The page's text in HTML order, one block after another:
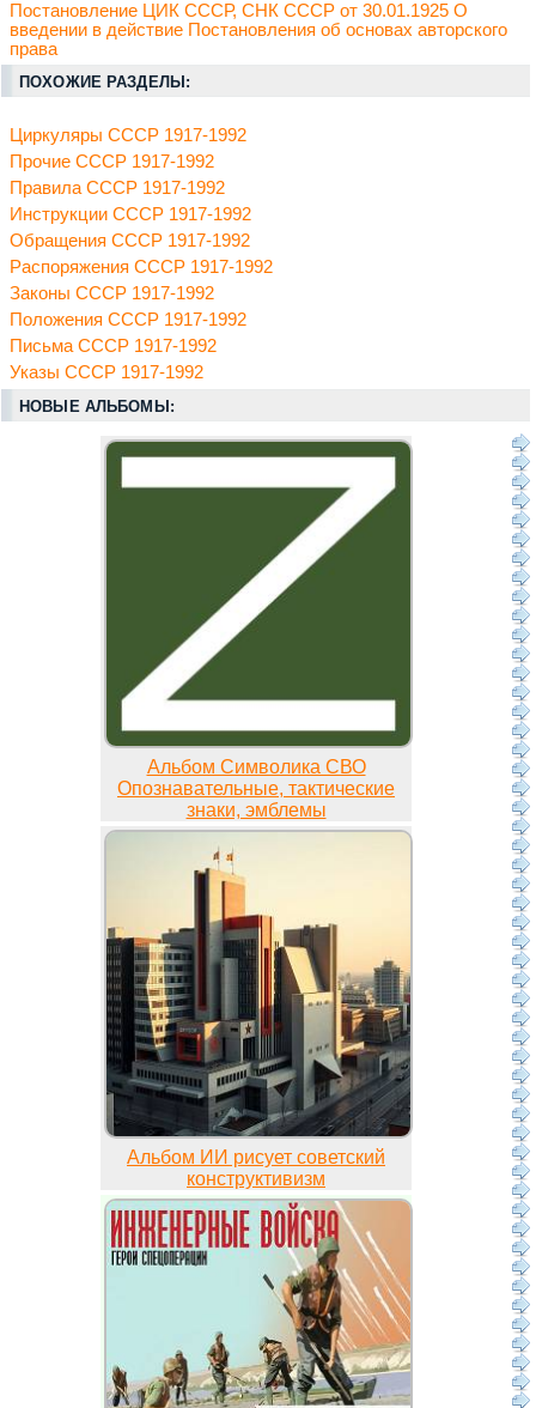
Постановление ЦИК СССР, СНК СССР от 30.01.1925 О
введении в действие Постановления об основах авторского
права
ПОХОЖИЕ РАЗДЕЛЫ:
Циркуляры СССР 1917-1992
Прочие СССР 1917-1992
Правила СССР 1917-1992
Инструкции СССР 1917-1992
Обращения СССР 1917-1992
Распоряжения СССР 1917-1992
Законы СССР 1917-1992
Положения СССР 1917-1992
Письма СССР 1917-1992
Указы СССР 1917-1992
НОВЫЕ АЛЬБОМЫ:
Альбом Символика СВО
Опознавательные, тактические
знаки, эмблемы
Альбом ИИ рисует советский
конструктивизм